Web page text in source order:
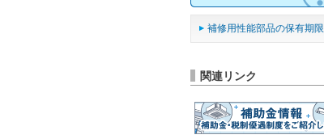
補修用性能部品の保有期限
関連リンク